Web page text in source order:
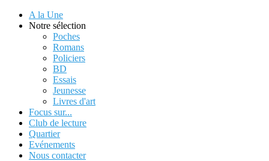
A la Une
Notre sélection
Poches
Romans
Policiers
BD
Essais
Jeunesse
Livres d'art
Focus sur...
Club de lecture
Quartier
Evénements
Nous contacter